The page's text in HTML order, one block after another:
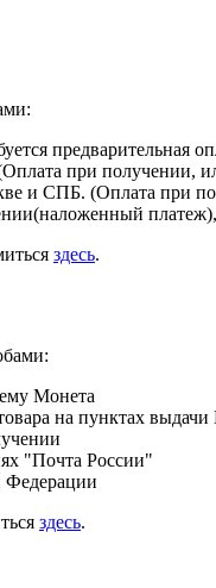
предварительная
при получении,
и СПБ. (Оплата при
здесь.
Монета
на пунктах выдачи
"Почта России"
Федерации
здесь.